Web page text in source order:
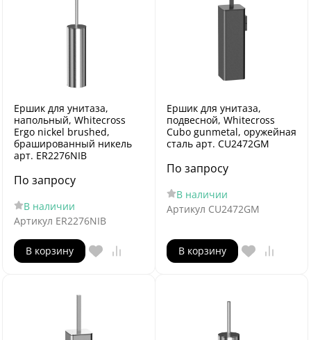
Ершик для унитаза,
напольный, Whitecross
Ergo nickel brushed,
брашированный никель
арт. ER2276NIB
По запросу
В наличии
Артикул ER2276NIB
В корзину
Ершик для унитаза,
подвесной, Whitecross
Cubo gunmetal, оружейная
сталь арт. CU2472GM
По запросу
В наличии
Артикул CU2472GM
В корзину